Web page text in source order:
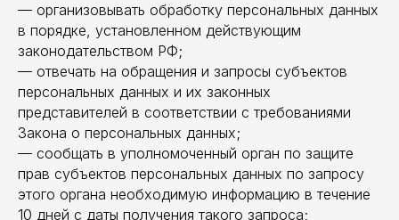
— организовывать обработку персональных данных
в порядке, установленном действующим
законодательством РФ;
— отвечать на обращения и запросы субъектов
персональных данных и их законных
представителей в соответствии с требованиями
Закона о персональных данных;
— сообщать в уполномоченный орган по защите
прав субъектов персональных данных по запросу
этого органа необходимую информацию в течение
10 дней с даты получения такого запроса;